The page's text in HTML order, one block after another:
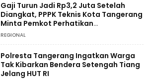
Gaji Turun Jadi Rp3,2 Juta Setelah
Diangkat, PPPK Teknis Kota Tangerang
Minta Pemkot Perhatikan
Kesejahteraan
REGIONAL
Polresta Tangerang Ingatkan Warga
Tak Kibarkan Bendera Setengah Tiang
Jelang HUT RI